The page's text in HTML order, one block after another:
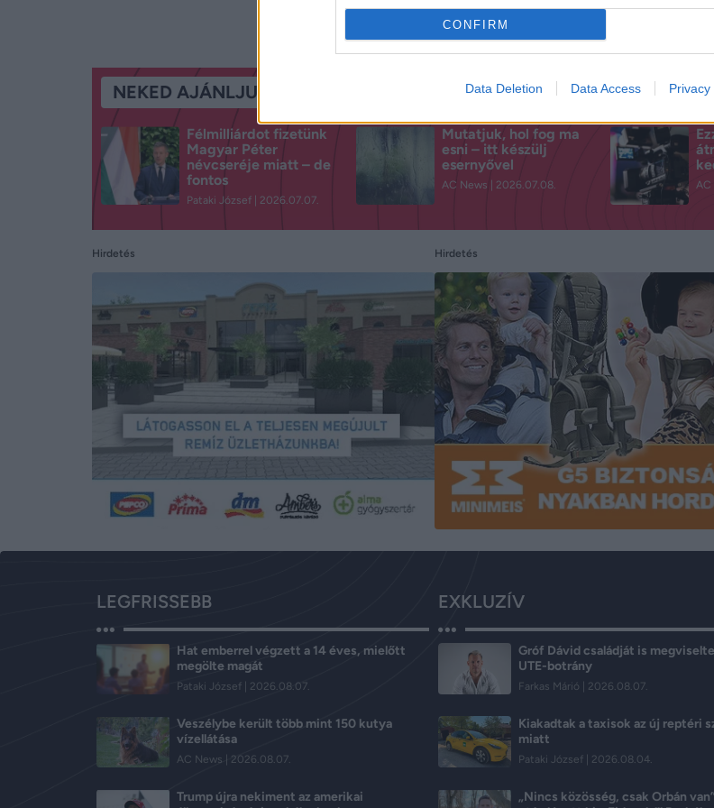
CONFIRM
Data Deletion Data Access Privacy
NEKED AJÁNLJUK
Félmilliárdot fizetünk
Magyar Péter
névcseréje miatt – de
fontos
Pataki József 2026.07.07.
Mutatjuk, hol fog ma
esni – itt készülj
esernyővel
AC News 2026.07.08. AC
Hirdetés Hirdetés
LEGFRISSEBB
Hat emberrel végzett a 14 éves, mielőtt
megölte magát
Pataki József 2026.08.07.
Veszélybe került több mint 150 kutya
vízellátása
AC News 2026.08.07.
Trump újra nekiment az amerikai
EXKLUZÍV
Gróf Dávid családját is
UTE-botrány
Farkas Márió 2026.08.07.
Kiakadtak a taxisok az új reptéri
miatt
Pataki József 2026.08.04.
„Nincs közösség, csak Orbán